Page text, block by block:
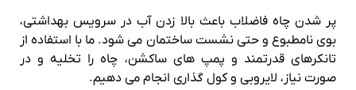
پر شدن چاه فاضلاب باعث بالا زدن آب در سرویس بهداشتی،
بوی نامطبوع و حتی نشست ساختمان می‌ شود. ما با استفاده از
تانکرهای قدرتمند و پمپ‌ های ساکشن، چاه را تخلیه و در
صورت نیاز، لایروبی و کول‌ گذاری انجام می‌ دهیم.